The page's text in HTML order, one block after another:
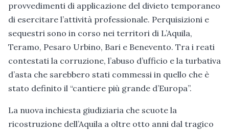
provvedimenti di applicazione del divieto temporaneo
di esercitare l’attività professionale. Perquisizioni e
sequestri sono in corso nei territori di L’Aquila,
Teramo, Pesaro Urbino, Bari e Benevento. Tra i reati
contestati la corruzione, l’abuso d’ufficio e la turbativa
d’asta che sarebbero stati commessi in quello che è
stato definito il “cantiere più grande d’Europa”.
La nuova inchiesta giudiziaria che scuote la
ricostruzione dell’Aquila a oltre otto anni dal tragico